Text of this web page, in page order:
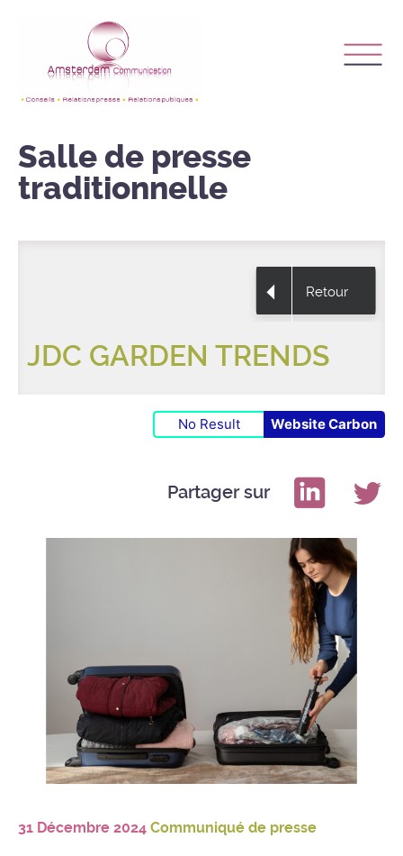
Salle de presse
traditionnelle
Retour
JDC GARDEN TRENDS
No Result Website Carbon
Partager sur
31 Décembre 2024 Communiqué de presse